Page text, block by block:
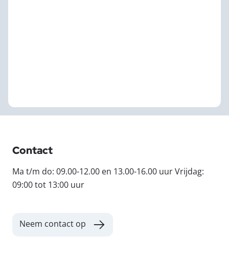
Contact
Ma t/m do: 09.00-12.00 en 13.00-16.00 uur Vrijdag:
09:00 tot 13:00 uur
Neem contact op